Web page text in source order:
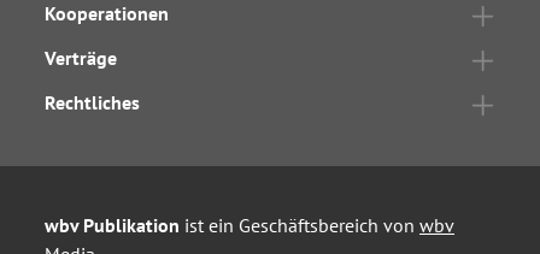
Kooperationen
Verträge
Rechtliches
wbv Publikation ist ein Geschäftsbereich von wbv